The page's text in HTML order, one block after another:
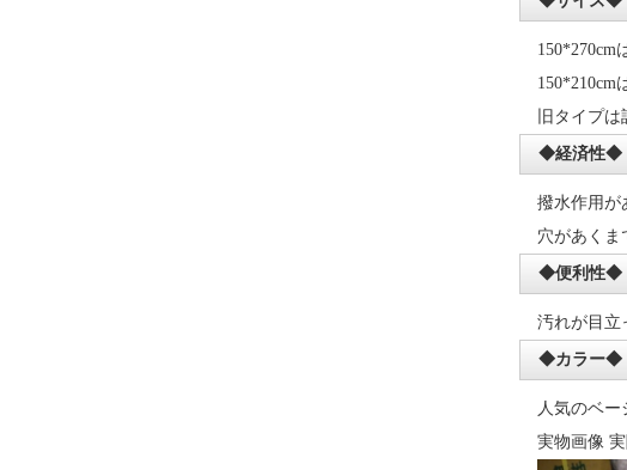
150*210cm
旧タイプ
◆経済性◆
撥水作用が
穴があくま
◆便利性◆
汚れが目立
◆カラー◆
人気のベ
実物画像